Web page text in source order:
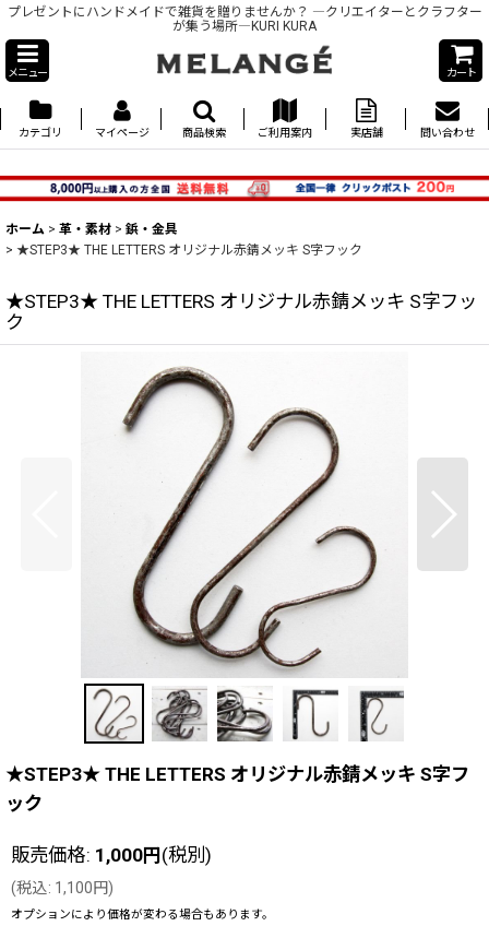
プレゼントにハンドメイドで雑貨を贈りませんか？ ―クリエイターとクラフター
が集う場所―KURI KURA
メニュー カート
カテゴリ マイページ 商品検索 ご利用案内 実店舗 問い合わせ
ホーム > 革・素材 > 鋲・金具
> ★STEP3★ THE LETTERS オリジナル赤錆メッキ S字フック
★STEP3★ THE LETTERS オリジナル赤錆メッキ S字フッ
ク
★STEP3★ THE LETTERS オリジナル赤錆メッキ S字フ
ック
販売価格: 1,000円(税別)
(税込: 1,100円)
オプションにより価格が変わる場合もあります。